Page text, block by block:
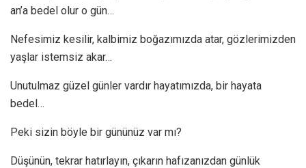
an’a bedel olur o gün…
Nefesimiz kesilir, kalbimiz boğazımızda atar, gözlerimizden
yaşlar istemsiz akar…
Unutulmaz güzel günler vardır hayatımızda, bir hayata
bedel…
Peki sizin böyle bir gününüz var mı?
Düşünün, tekrar hatırlayın, çıkarın hafızanızdan günlük